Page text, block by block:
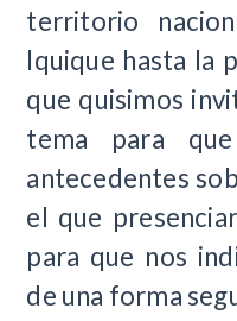
territorio
Iquique hasta la
que quisimos
tema para
antecedentes
el que
para que nos
de una forma